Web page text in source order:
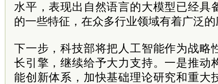
水平，表现出自然语言的大模型已经具
的一些特征，在众多行业领域有着广泛
下一步，科技部将把人工智能作为战略
长引擎，继续给予大力支持。一是推动
能创新体系，加快基础理论研究和重大